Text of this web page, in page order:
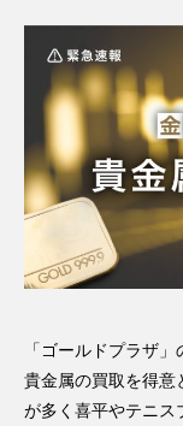
「ゴールドプラザ
貴金属の買取を得意
が多く喜平やテニス